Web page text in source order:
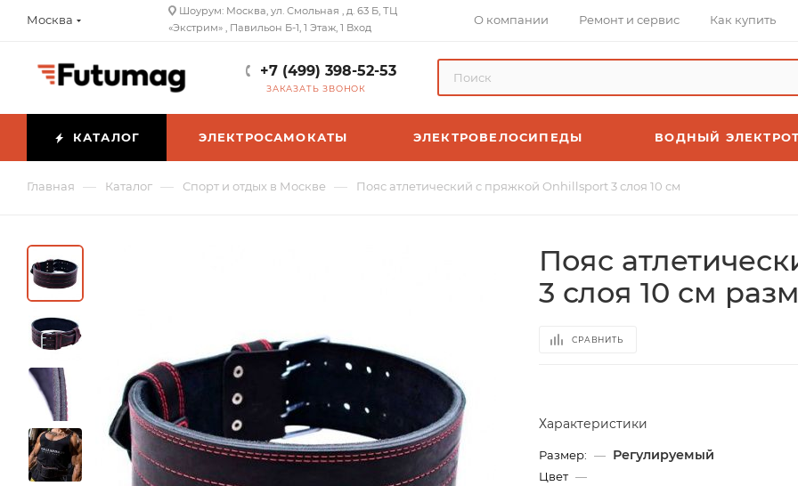
Москва
Шоурум: Москва, ул. Смольная , д. 63 Б, ТЦ
«Экстрим» , Павильон Б-1, 1 Этаж, 1 Вход
О компании Ремонт и сервис Как купить
+7 (499) 398-52-53
ЗАКАЗАТЬ ЗВОНОК
КАТАЛОГ ЭЛЕКТРОСАМОКАТЫ ЭЛЕКТРОВЕЛОСИПЕДЫ ВОДНЫЙ
Главная — Каталог — Спорт и отдых в Москве — Пояс атлетический с пряжкой Onhillsport 3 слоя 10 см
Пояс
3 слоя 10 см
СРАВНИТЬ
Характеристики
Размер: — Регулируемый
Цвет —